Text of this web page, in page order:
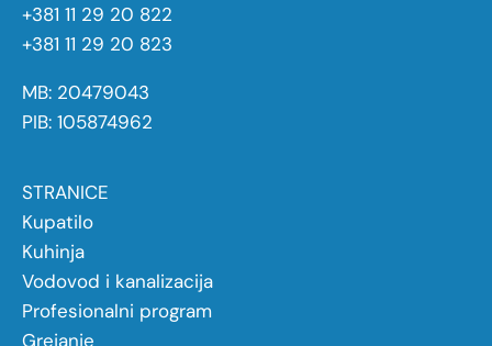
+381 11 29 20 822
+381 11 29 20 823
MB: 20479043
PIB: 105874962
STRANICE
Kupatilo
Kuhinja
Vodovod i kanalizacija
Profesionalni program
Grejanje